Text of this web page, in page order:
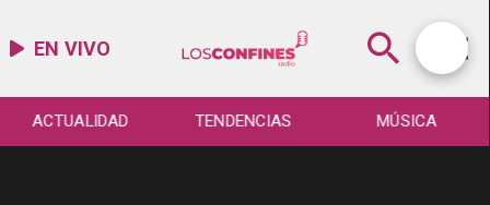
EN VIVO
ACTUALIDAD TENDENCIAS MÚSICA